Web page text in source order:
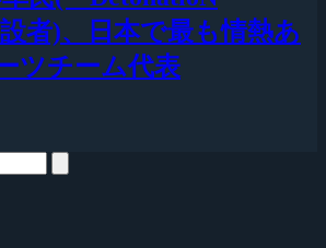
者)、日本で最も情熱あ
ツチーム代表